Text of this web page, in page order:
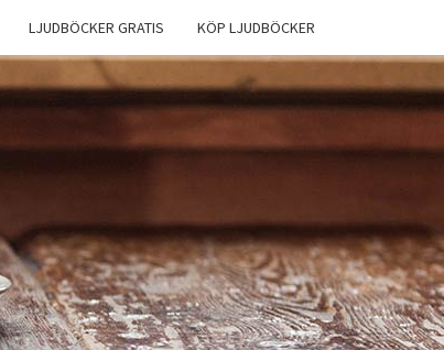
LJUDBÖCKER GRATIS KÖP LJUDBÖCKER